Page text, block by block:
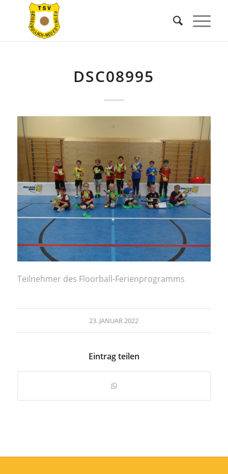
DSC08995
Teilnehmer des Floorball-Ferienprogramms
23. JANUAR 2022
Eintrag teilen